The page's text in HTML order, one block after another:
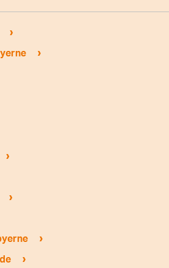
›
›
›
›
›
›